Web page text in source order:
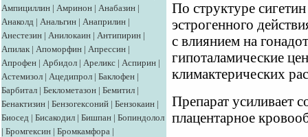
Ампициллин | Амринон | Анабазин |
Анаколд | Анальгин | Анаприлин |
Анестезин | Анилокаин | Антипирин |
Апилак | Апоморфин | Апрессин |
Апрофен | Арбидол | Ареликс | Аспирин |
Астемизол | Ацедипрол | Баклофен |
Барбитал | Беклометазон | Бемитил |
Бенактизин | Бензогексоний | Бензокаин |
Биосед | Бисакодил | Бишпан | Бопиндолол
| Бромгексин | Бромкамфора |
По структуре
эстрогенного
с влиянием на
гипоталамические
климактерических
Препарат усиливает
плацентарное